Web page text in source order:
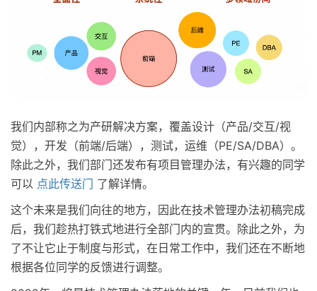
我们内部称之为产研解决方案，覆盖设计（产品/交互/视
觉），开发（前端/后端），测试，运维（PE/SA/DBA）。
除此之外，我们部门还发布有项目管理办法，有兴趣的同学
可以 点此传送门 了解详情。
这个未来是我们向往的地方，因此在技术管理办法初稿完成
后，我们趁热打铁式地进行全部门内的宣贯。除此之外，为
了不让它止于制度与形式，在日常工作中，我们还在不断地
根据各位同学的反馈进行调整。